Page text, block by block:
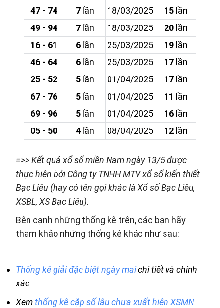
47 - 74 7lần 18/03/2025 15lần
49 - 94
7lần 18/03/2025 20lần
16 - 61
6lần 25/03/2025 19lần
46 - 64
6lần 25/03/2025 17lần
25 - 52
5lần 01/04/2025 17lần
67 - 76
5lần 01/04/2025 11 lần
69 - 96
5lần 01/04/2025 16lần
05 - 50
4lần 08/04/2025 12lần
=>> Kết quả xổ số miền Nam ngày 13/5 được
thực hiện bởi Công ty TNHH MTV xổ số kiến thiết
Bạc Liêu (hay có tên gọi khác là Xổ số Bạc Liêu,
XSBL, XS Bạc Liêu).
Bên cạnh những thống kê trên, các bạn hãy
tham khảo những thống kê khác như sau:
Thống kê giải đặc biệt ngày maichi tiết và chính
xác
Xemthống kê cặp số lâu chưa xuất hiện XSMN